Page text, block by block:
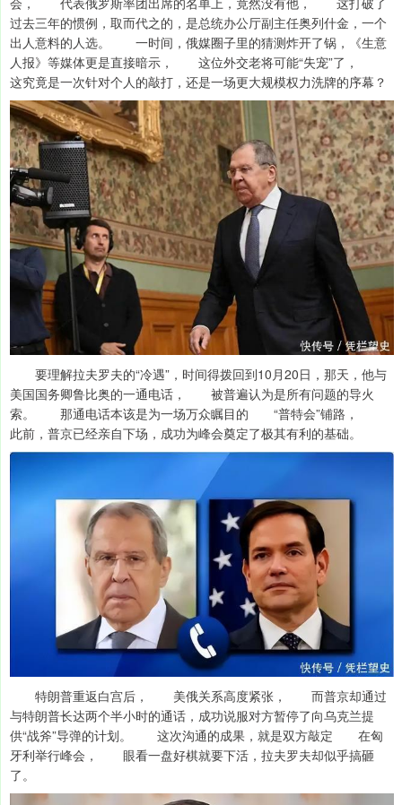
过去三年的惯例，取而代之的，是总统办公厅副主任奥列什金，一个
出人意料的人选。 一时间，俄媒圈子里的猜测炸开了锅，《生意
人报》等媒体更是直接暗示， 这位外交老将可能“失宠”了，
这究竟是一次针对个人的敲打，还是一场更大规模权力洗牌的序幕？
要理解拉夫罗夫的“冷遇”，时间得拨回到10月20日，那天，他与
美国国务卿鲁比奥的一通电话， 被普遍认为是所有问题的导火
索。 那通电话本该是为一场万众瞩目的 “普特会”铺路，
此前，普京已经亲自下场，成功为峰会奠定了极其有利的基础。
特朗普重返白宫后， 美俄关系高度紧张， 而普京却通过
与特朗普长达两个半小时的通话，成功说服对方暂停了向乌克兰提
供“战斧”导弹的计划。 这次沟通的成果，就是双方敲定 在匈
牙利举行峰会， 眼看一盘好棋就要下活，拉夫罗夫却似乎搞砸
了。